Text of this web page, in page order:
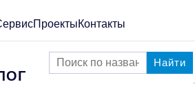
ПроектыКонтакты
Найти